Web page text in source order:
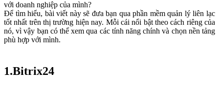
với doanh nghiệp của mình?
Để tìm hiểu, bài viết này sẽ đưa bạn qua phần mềm quản lý liên lạc
tốt nhất trên thị trường hiện nay. Mỗi cái nổi bật theo cách riêng của
nó, vì vậy bạn có thể xem qua các tính năng chính và chọn nền tảng
phù hợp với mình.
1.Bitrix24